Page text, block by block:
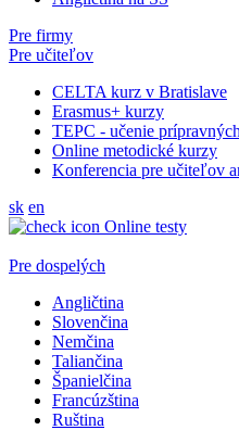
Pre firmy
Pre učiteľov
CELTA kurz v Bratislave
Erasmus+ kurzy
TEPC - učenie
Online metodické kurzy
Konferencia pre učiteľov
sk en
Online testy
Pre dospelých
Angličtina
Slovenčina
Nemčina
Taliančina
Španielčina
Francúzština
Ruština